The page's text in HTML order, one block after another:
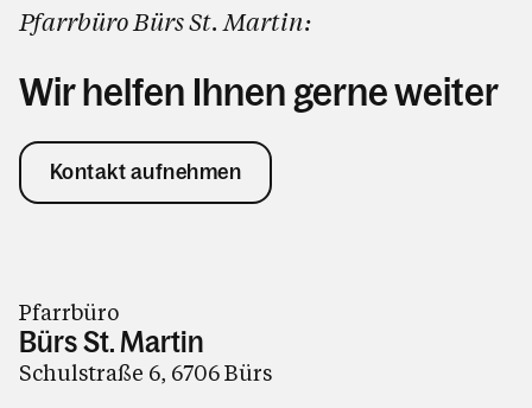
Pfarrbüro Bürs St. Martin:
Wir helfen Ihnen gerne weiter
Kontakt aufnehmen
Pfarrbüro
Bürs St. Martin
Schulstraße 6, 6706 Bürs